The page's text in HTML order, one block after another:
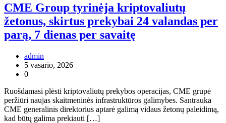
CME Group tyrinėja kriptovaliutų
žetonus, skirtus prekybai 24 valandas per
parą, 7 dienas per savaitę
admin
5 vasario, 2026
0
Ruošdamasi plėsti kriptovaliutų prekybos operacijas, CME grupė
peržiūri naujas skaitmeninės infrastruktūros galimybes. Santrauka
CME generalinis direktorius aptarė galimą vidaus žetonų paleidimą,
kad būtų galima prekiauti […]